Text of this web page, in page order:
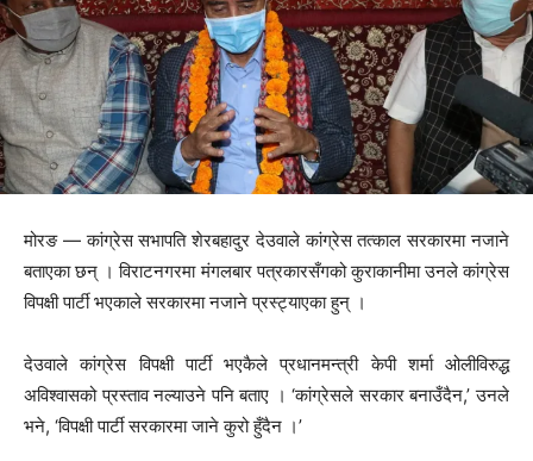
मोरङ — कांग्रेस सभापति शेरबहादुर देउवाले कांग्रेस तत्काल सरकारमा नजाने
बताएका छन् । विराटनगरमा मंगलबार पत्रकारसँगको कुराकानीमा उनले कांग्रेस
विपक्षी पार्टी भएकाले सरकारमा नजाने प्रस्ट्याएका हुन् ।
देउवाले कांग्रेस विपक्षी पार्टी भएकैले प्रधानमन्त्री केपी शर्मा ओलीविरुद्ध
अविश्वासको प्रस्ताव नल्याउने पनि बताए । ‘कांग्रेसले सरकार बनाउँदैन,’ उनले
भने, ‘विपक्षी पार्टी सरकारमा जाने कुरो हुँदैन ।’